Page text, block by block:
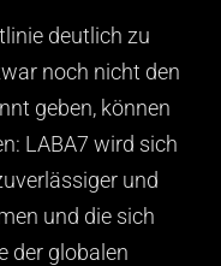
deutlich zu
noch nicht den
geben, können
LABA7 wird sich
und
und die sich
der globalen